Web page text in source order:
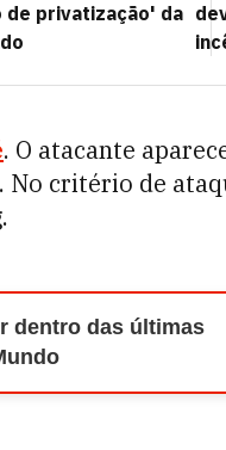
de privatização' da
. O atacante
. No critério de
dentro das últimas